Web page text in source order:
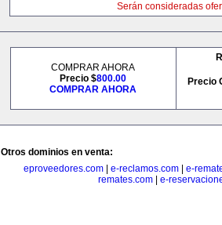
Serán consideradas
COMPRAR AHORA
Precio $800.00
COMPRAR AHORA
Precio
Otros dominios en venta:
eproveedores.com
e-reclamos.com
e-
remates.com| e-